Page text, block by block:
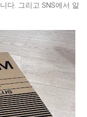
다. 그리고 SNS에서 알